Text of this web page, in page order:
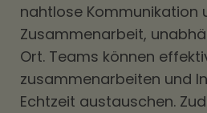
nahtlose Kommunikation
Zusammenarbeit,
Ort. Teams können
zusammenarbeiten und
Echtzeit austauschen.